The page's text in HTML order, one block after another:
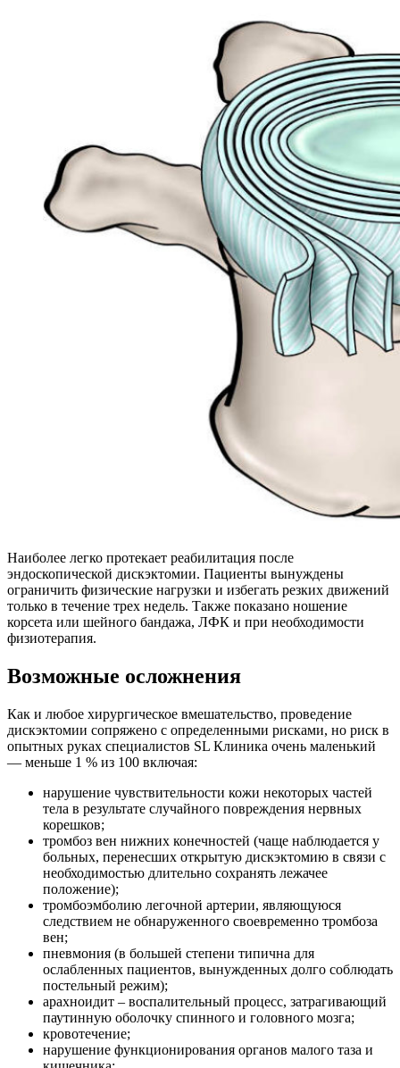
Наиболее легко протекает реабилитация после
эндоскопической дискэктомии. Пациенты вынуждены
ограничить физические нагрузки и избегать резких движений
только в течение трех недель. Также показано ношение
корсета или шейного бандажа, ЛФК и при необходимости
физиотерапия.
Возможные осложнения
Как и любое хирургическое вмешательство, проведение
дискэктомии сопряжено с определенными рисками, но риск в
опытных руках специалистов SL Клиника очень маленький
— меньше 1 % из 100 включая:
нарушение чувствительности кожи некоторых частей
тела в результате случайного повреждения нервных
корешков;
тромбоз вен нижних конечностей (чаще наблюдается у
больных, перенесших открытую дискэктомию в связи с
необходимостью длительно сохранять лежачее
положение);
тромбоэмболию легочной артерии, являющуюся
следствием не обнаруженного своевременно тромбоза
вен;
пневмония (в большей степени типична для
ослабленных пациентов, вынужденных долго соблюдать
постельный режим);
арахноидит – воспалительный процесс, затрагивающий
паутинную оболочку спинного и головного мозга;
кровотечение;
нарушение функционирования органов малого таза и